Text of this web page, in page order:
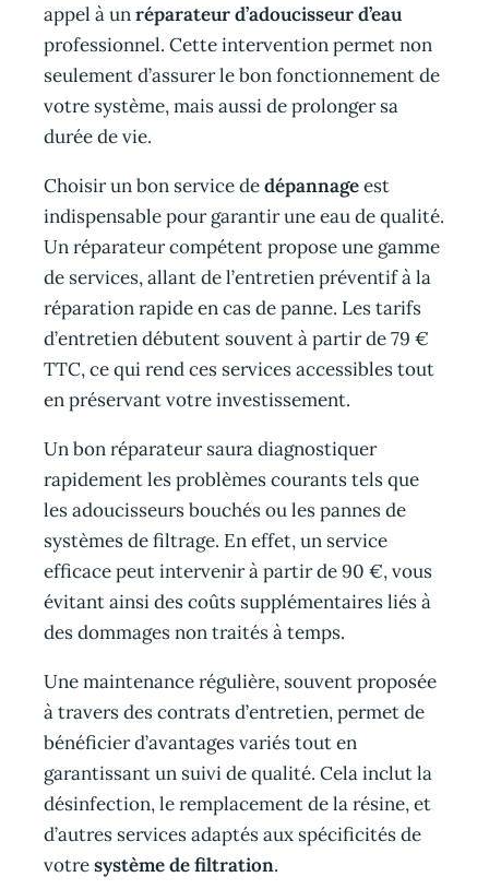
appel à unréparateur d’adoucisseur d’eau
professionnel. Cette intervention permet non
seulement d’assurer le bon fonctionnement de
votre système, mais aussi de prolonger sa
durée de vie.
Choisir un bon service dedépannageest
indispensable pour garantir une eau de qualité.
Un réparateur compétent propose une gamme
de services, allant de l’entretien préventif à la
réparation rapide en cas de panne. Les tarifs
d’entretien débutent souvent à partir de 79 €
TTC, ce qui rend ces services accessibles tout
en préservant votre investissement.
Un bon réparateur saura diagnostiquer
rapidement les problèmes courants tels que
les adoucisseurs bouchés ou les pannes de
systèmes de filtrage. En effet, un service
efficace peut intervenir à partir de 90 €, vous
évitant ainsi des coûts supplémentaires liés à
des dommages non traités à temps.
Une maintenance régulière, souvent proposée
à travers des contrats d’entretien, permet de
bénéficier d’avantages variés tout en
garantissant un suivi de qualité. Cela inclut la
désinfection, le remplacement de la résine, et
d’autres services adaptés aux spécificités de
votresystème de filtration.